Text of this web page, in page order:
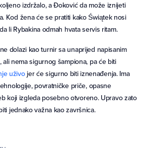
izdržalo, a Đoković da može iznijeti
Kod žena će se pratiti kako Świątek nosi
li Rybakina odmah hvata servis ritam.
dolazi kao turnir sa unaprijed napisanim
ali nema sigurnog šampiona, pa će biti
uživojer će sigurno biti iznenađenja. Ima
povratničke priče, opasne
koji izgleda posebno otvoreno. Upravo zato
jednako važna kao završnica.